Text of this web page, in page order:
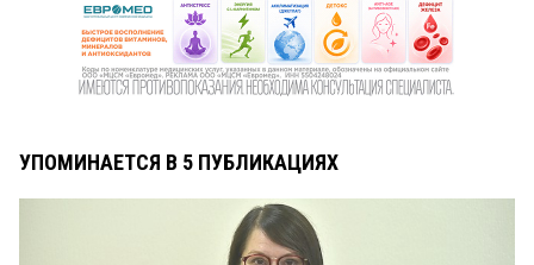
УПОМИНАЕТСЯ В 5 ПУБЛИКАЦИЯХ